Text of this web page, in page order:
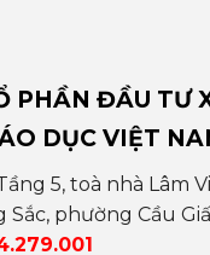
PHẦN ĐẦU TƯ
DỤC VIỆT
5, toà nhà Lâm
phường Cầu